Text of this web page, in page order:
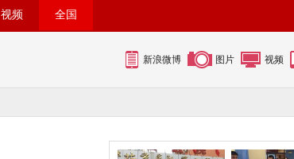
视频 全国
新浪微博 图片 视频